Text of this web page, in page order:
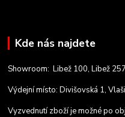
Kde nás najdete
Showroom: Libež 100, Libež
Výdejní místo: Divišovská 1,
Vyzvednutí zboží je možné po